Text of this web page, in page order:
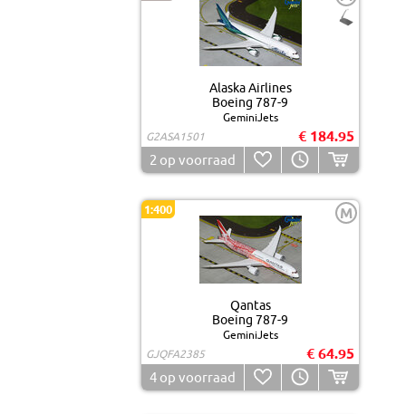
Alaska Airlines
Boeing 787-9
GeminiJets
G2ASA1501
€ 184.95
2 op voorraad
1:400 M
Qantas
Boeing 787-9
GeminiJets
GJQFA2385
€ 64.95
4 op voorraad